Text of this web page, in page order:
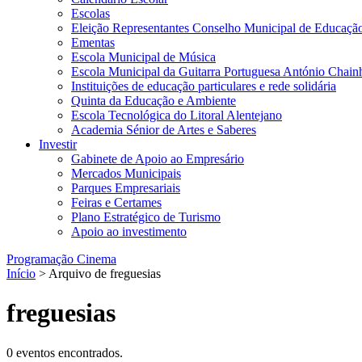
Escolas
Eleição Representantes Conselho Municipal de
Ementas
Escola Municipal de Música
Escola Municipal da Guitarra Portuguesa António
Instituições de educação particulares e rede solidária
Quinta da Educação e Ambiente
Escola Tecnológica do Litoral Alentejano
Academia Sénior de Artes e Saberes
Investir
Gabinete de Apoio ao Empresário
Mercados Municipais
Parques Empresariais
Feiras e Certames
Plano Estratégico de Turismo
Apoio ao investimento
Programação Cinema
Início > Arquivo de freguesias
freguesias
0 eventos encontrados.